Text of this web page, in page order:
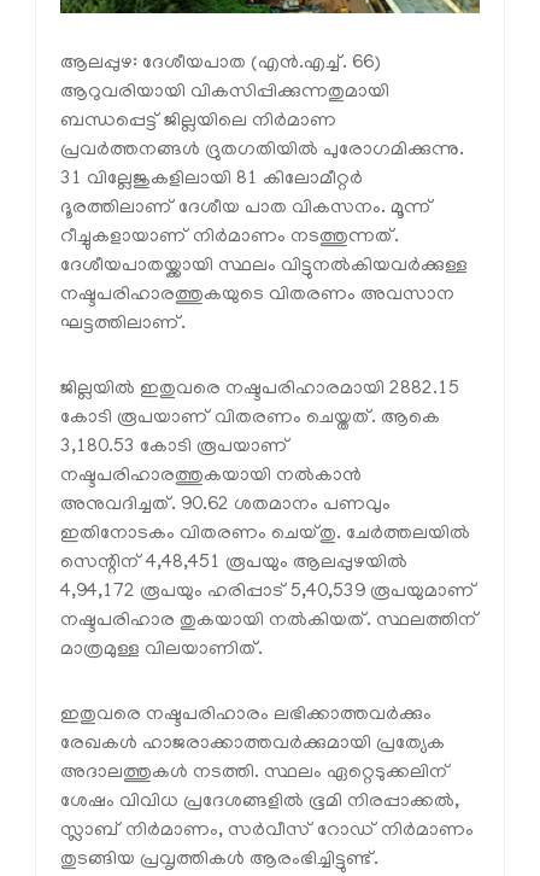
ആലപ്പുഴ: ദേശീയപാത (എന്‍.എച്ച്. 66)
ആറുവരിയായി വികസിപ്പിക്കുന്നതുമായി
ബന്ധപ്പെട്ട് ജില്ലയിലെ നിര്‍മാണ
പ്രവര്‍ത്തനങ്ങള്‍ ദ്രുതഗതിയില്‍ പുരോഗമിക്കുന്നു.
31 വില്ലേജുകളിലായി 81 കിലോമീറ്റര്‍
ദൂരത്തിലാണ് ദേശീയ പാത വികസനം. മൂന്ന്
റീച്ചുകളായാണ് നിര്‍മാണം നടത്തുന്നത്.
ദേശീയപാതയ്ക്കായി സ്ഥലം വിട്ടുനല്‍കിയവര്‍ക്കുള്ള
നഷ്ടപരിഹാരത്തുകയുടെ വിതരണം അവസാന
ഘട്ടത്തിലാണ്.
ജില്ലയില്‍ ഇതുവരെ നഷ്ടപരിഹാരമായി 2882.15
കോടി രൂപയാണ് വിതരണം ചെയ്തത്. ആകെ
3,180.53 കോടി രൂപയാണ്
നഷ്ടപരിഹാരത്തുകയായി നല്‍കാന്‍
അനുവദിച്ചത്. 90.62 ശതമാനം പണവും
ഇതിനോടകം വിതരണം ചെയ്തു. ചേര്‍ത്തലയില്‍
സെന്റിന് 4,48,451 രൂപയും ആലപ്പുഴയില്‍
4,94,172 രൂപയും ഹരിപ്പാട് 5,40,539 രൂപയുമാണ്
നഷ്ടപരിഹാര തുകയായി നല്‍കിയത്. സ്ഥലത്തിന്
മാത്രമുള്ള വിലയാണിത്.
ഇതുവരെ നഷ്ടപരിഹാരം ലഭിക്കാത്തവര്‍ക്കും
രേഖകള്‍ ഹാജരാക്കാത്തവര്‍ക്കുമായി പ്രത്യേക
അദാലത്തുകള്‍ നടത്തി. സ്ഥലം ഏറ്റെടുക്കലിന്
ശേഷം വിവിധ പ്രദേശങ്ങളില്‍ ഭൂമി നിരപ്പാക്കല്‍,
സ്ലാബ് നിര്‍മാണം, സര്‍വീസ് റോഡ് നിര്‍മാണം
തുടങ്ങിയ പ്രവൃത്തികള്‍ ആരംഭിച്ചിട്ടുണ്ട്.